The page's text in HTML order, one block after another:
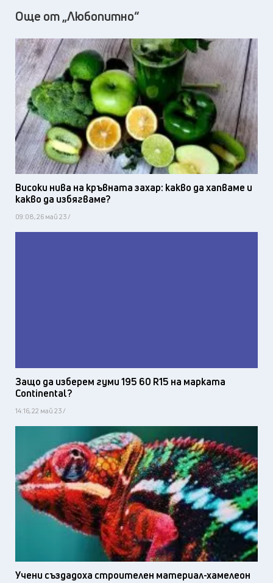
Още от „Любопитно“
Високи нива на кръвната захар: какво да хапваме и
какво да избягваме?
09:08, 26 май 23 /
Защо да изберем гуми 195 60 R15 на марката
Continental?
14:16, 22 май 23 /
Учени създадоха строителен материал-хамелеон